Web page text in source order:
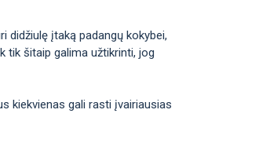
didžiulę įtaką padangų kokybei,
tik šitaip galima užtikrinti, jog
kiekvienas gali rasti įvairiausias